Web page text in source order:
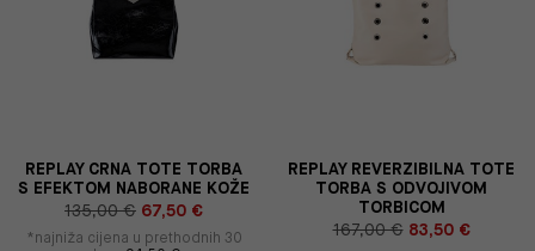
REPLAY CRNA TOTE TORBA
S EFEKTOM NABORANE KOŽE
135,00 € 67,50 €
*najniža cijena u prethodnih 30
REPLAY REVERZIBILNA TOTE
TORBA S ODVOJIVOM
TORBICOM
167,00 € 83,50 €